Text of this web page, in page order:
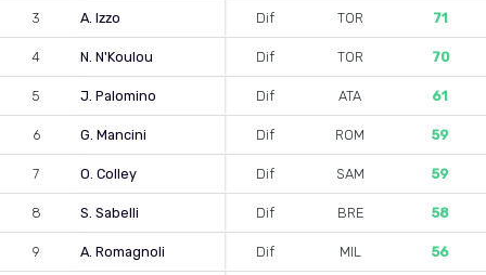
3 A. Izzo Dif TOR 71
4 N. N'Koulou Dif TOR 70
5 J. Palomino Dif ATA 61
6 G. Mancini Dif ROM 59
7 O. Colley Dif SAM 59
8 S. Sabelli Dif BRE 58
9 A. Romagnoli Dif MIL 56